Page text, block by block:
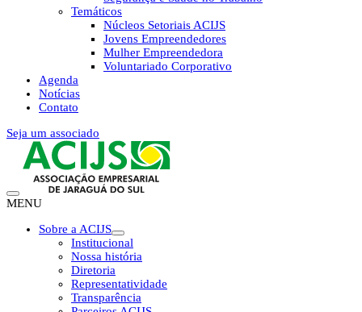
Temáticos
Núcleos Setoriais ACIJS
Jovens Empreendedores
Mulher Empreendedora
Voluntariado Corporativo
Agenda
Notícias
Contato
Seja um associado
MENU
Sobre a ACIJS
Institucional
Nossa história
Diretoria
Representatividade
Transparência